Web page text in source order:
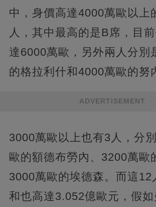
中，身價高達4000萬歐以上
人，其中最高的是B席，目
達6000萬歐，另外兩人分別
的格拉利什和4000萬歐的努
ADVERTISEMENT
3000萬歐以上也有3人，分
歐的額德布勞內、3200萬歐
3000萬歐的埃德森。而這12
和也高達3.052億歐元，假